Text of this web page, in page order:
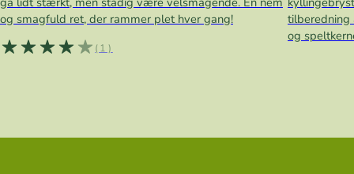
og smagfuld ret, der rammer plet hver gang!
(1)
tilberedning
og